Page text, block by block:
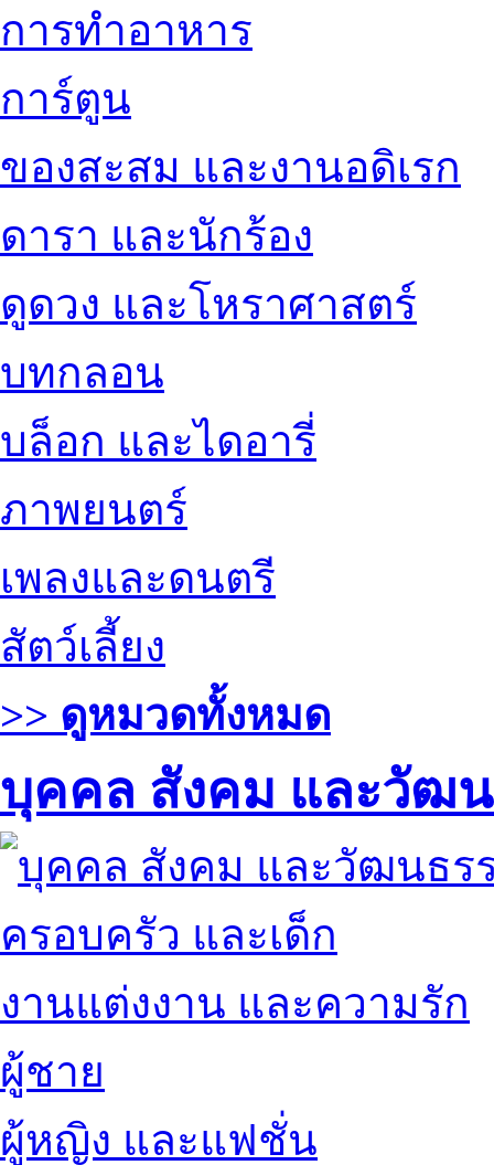
การทำอาหาร
การ์ตูน
ของสะสม และงานอดิเรก
ดารา และนักร้อง
ดูดวง และโหราศาสตร์
บทกลอน
บล็อก และไดอารี่
ภาพยนตร์
เพลงและดนตรี
สัตว์เลี้ยง
>> ดูหมวดทั้งหมด
บุคคล สังคม และวัฒ
ครอบครัว และเด็ก
งานแต่งงาน และความรัก
ผู้ชาย
ผู้หญิง และแฟชั่น